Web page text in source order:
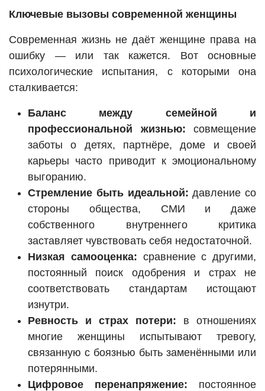
Ключевые вызовы современной женщины
Современная жизнь не даёт женщине права на
ошибку — или так кажется. Вот основные
психологические испытания, с которыми она
сталкивается:
Баланс между семейной и
профессиональной жизнью: совмещение
заботы о детях, партнёре, доме и своей
карьеры часто приводит к эмоциональному
выгоранию.
Стремление быть идеальной: давление со
стороны общества, СМИ и даже
собственного внутреннего критика
заставляет чувствовать себя недостаточной.
Низкая самооценка: сравнение с другими,
постоянный поиск одобрения и страх не
соответствовать стандартам истощают
изнутри.
Ревность и страх потери: в отношениях
многие женщины испытывают тревогу,
связанную с боязнью быть заменёнными или
потерянными.
Цифровое перенапряжение: постоянное